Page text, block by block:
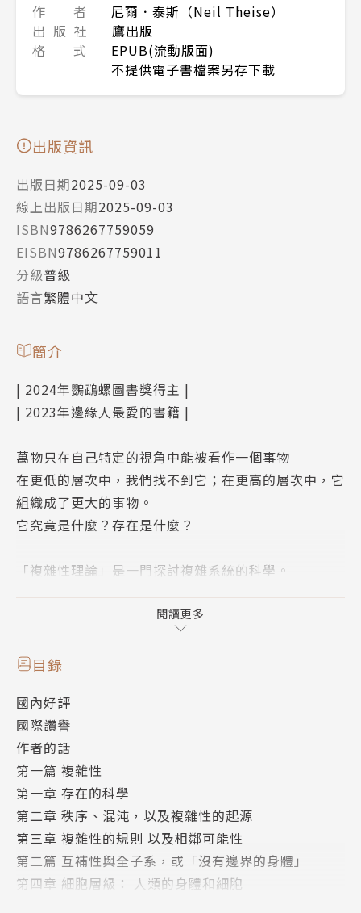
作 者
尼爾．泰斯（Neil Theise）
出 版 社
鷹出版
格 式
EPUB(流動版面)
不提供電子書檔案另存下載
出版資訊
出版日期2025-09-03
線上出版日期2025-09-03
ISBN9786267759059
EISBN9786267759011
分級普級
語言繁體中文
簡介
| 2024年鸚鵡螺圖書獎得主 |
| 2023年邊緣人最愛的書籍 |
萬物只在自己特定的視角中能被看作一個事物
在更低的層次中，我們找不到它；在更高的層次中，它
組織成了更大的事物。
它究竟是什麼？存在是什麼？
「複雜性理論」是一門探討複雜系統的科學。
飛舞變幻的鳥群，無數螞蟻構成的蟻窩，組成我們的細
部分構成的整體「系統」，展現了超越單一部分的秩序
與創造力，形成跨越尺度、貫穿生命和宇宙的共通旋
律。
❄
《複雜之美：連結、意識和存在的科學》帶我們一窺複
雜性理論的獨特視野，瞭解這個豐富而充滿活力的世
界，如何與我們緊密連結。
閱讀更多
目錄
國內好評
國際讚譽
作者的話
第一篇 複雜性
第一章 存在的科學
第二章 秩序、混沌，以及複雜性的起源
第三章 複雜性的規則 以及相鄰可能性
第二篇 互補性與全子系，或「沒有邊界的身體」
第四章 細胞層級： 人類的身體和細胞